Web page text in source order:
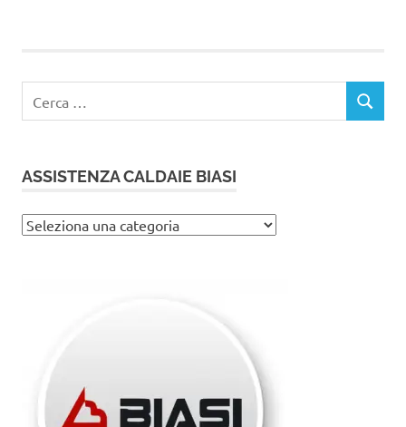
per:
CERCA
ASSISTENZA CALDAIE BIASI
Assistenza